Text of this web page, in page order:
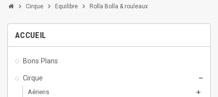
chevron_right Cirque chevron_right Equilibre chevron_right Rolla Bolla & rouleaux
ACCUEIL
Bons Plans
Cirque remove
Aériens add